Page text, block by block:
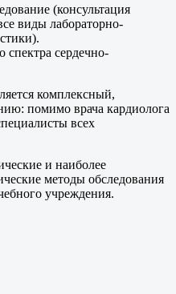
(консультация
виды лабораторно-
спектра сердечно-
комплексный,
помимо врача кардиолога
всех
и наиболее
методы обследования
учреждения.